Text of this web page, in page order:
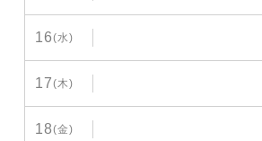
16(水)
17(木)
18(金)